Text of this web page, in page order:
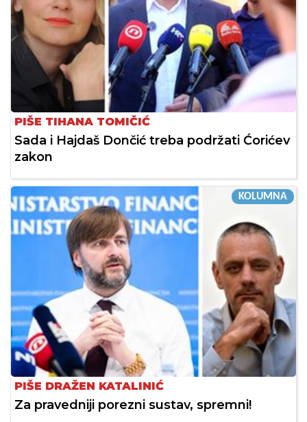
PIŠE TIHANA TOMIČIĆ
Sada i Hajdaš Dončić treba podržati Ćorićev
zakon
KOLUMNA
PIŠE DRAŽEN KATALINIĆ
Za pravedniji porezni sustav, spremni!